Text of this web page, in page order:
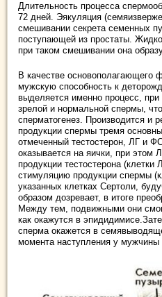
Длительность процесса
72 дней. Эякуляция
смешивании секрета семенных
поступающей из простаты.
при таком смешивании она
В качестве основополагающего
мужскую способность к
выделяется именно процесс, при
зрелой и нормальной спермы,
сперматогенез. Производится и
продукции спермы тремя
отмеченный тестостерон, ЛГ и
оказывается на яички, при этом
продукции тестостерона
стимуляцию продукции спермы
указанных клетках Сертоли,
образом дозревает, в итоге
Между тем, подвижными они
как окажутся в
сперма окажется в
момента наступления у мужчины